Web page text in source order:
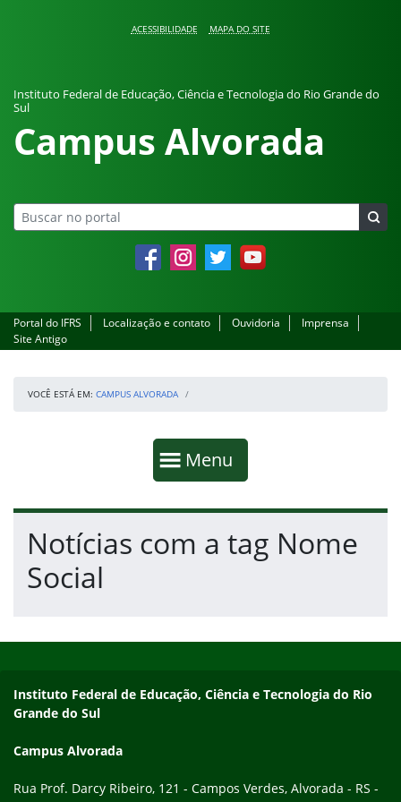
ACESSIBILIDADE MAPA DO SITE
Instituto Federal de Educação, Ciência e Tecnologia do Rio Grande do
Sul
Campus Alvorada
FacebookInstagramTwitter YouTube
Portal do IFRS Localização e contato Ouvidoria
Imprensa
Site Antigo
VOCÊ ESTÁ EM: CAMPUS ALVORADA
Mostrar
Menu
Fim da navegação
Início do conteúdo
Notícias com a tag Nome
Social
Endereço
Instituto Federal de Educação, Ciência e Tecnologia do Rio
Grande do Sul
Campus Alvorada
Rua Prof. Darcy Ribeiro, 121 - Campos Verdes, Alvorada - RS -